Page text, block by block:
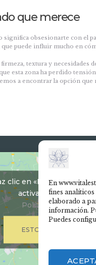
En
fines
elaborado a
información.
Puedes
que merece
significa obsesionarte con el
puede influir mucho en
textura y necesidades
esta zona ha perdido
a encontrar la opción que
clic en «Estoy de
activar Google maps
Política de Cookies
ESTOY DE ACUERDO